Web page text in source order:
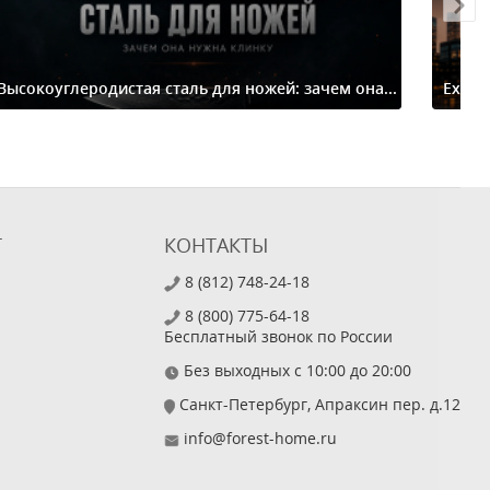
сталь для ножей: зачем она...
КОНТАКТЫ
8 (812) 748-24-18
8 (800) 775-64-18
Бесплатный звонок по России
Без выходных с 10:00 до 20:00
Санкт-Петербург, Апраксин пер. д.12
info@forest-home.ru